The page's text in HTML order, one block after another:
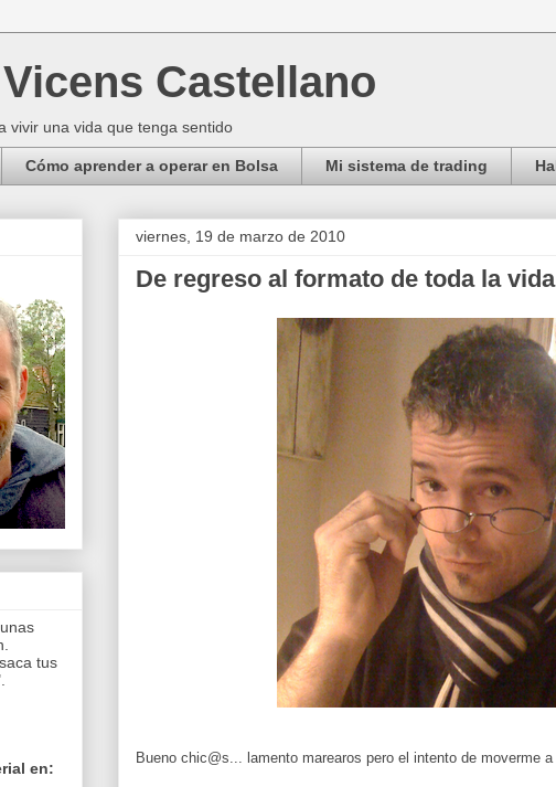
Castellano
vivir una vida que tenga sentido
Cómo aprender a operar en Bolsa Mi sistema de trading
viernes, 19 de marzo de 2010
De regreso al formato de toda la vida
Bueno chic@s... lamento marearos pero el intento de moverme
tus
en: